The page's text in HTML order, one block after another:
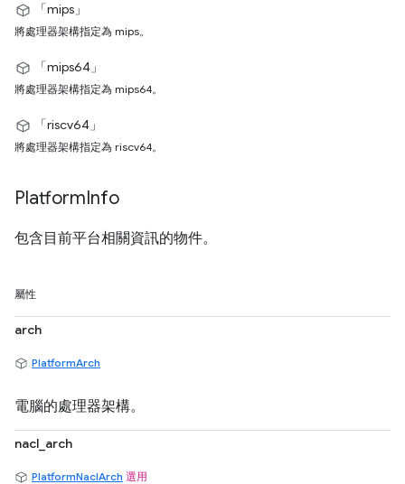
「mips」
將處理器架構指定為 mips。
「mips64」
將處理器架構指定為 mips64。
「riscv64」
將處理器架構指定為 riscv64。
PlatformInfo
包含目前平台相關資訊的物件。
屬性
arch
PlatformArch
電腦的處理器架構。
nacl_arch
PlatformNaclArch 選用